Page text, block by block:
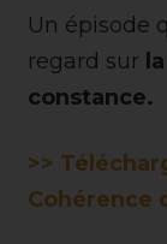
Un épisode
regard sur
constance.
>>
Cohérence